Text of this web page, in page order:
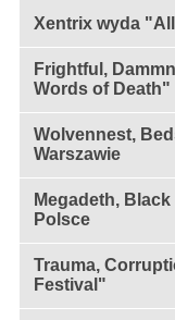
Xentrix wyda
Frightful,
Words of Death"
Wolvennest,
Warszawie
Megadeth,
Polsce
Trauma,
Festival"